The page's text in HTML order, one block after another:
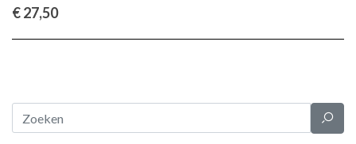
€ 27,50